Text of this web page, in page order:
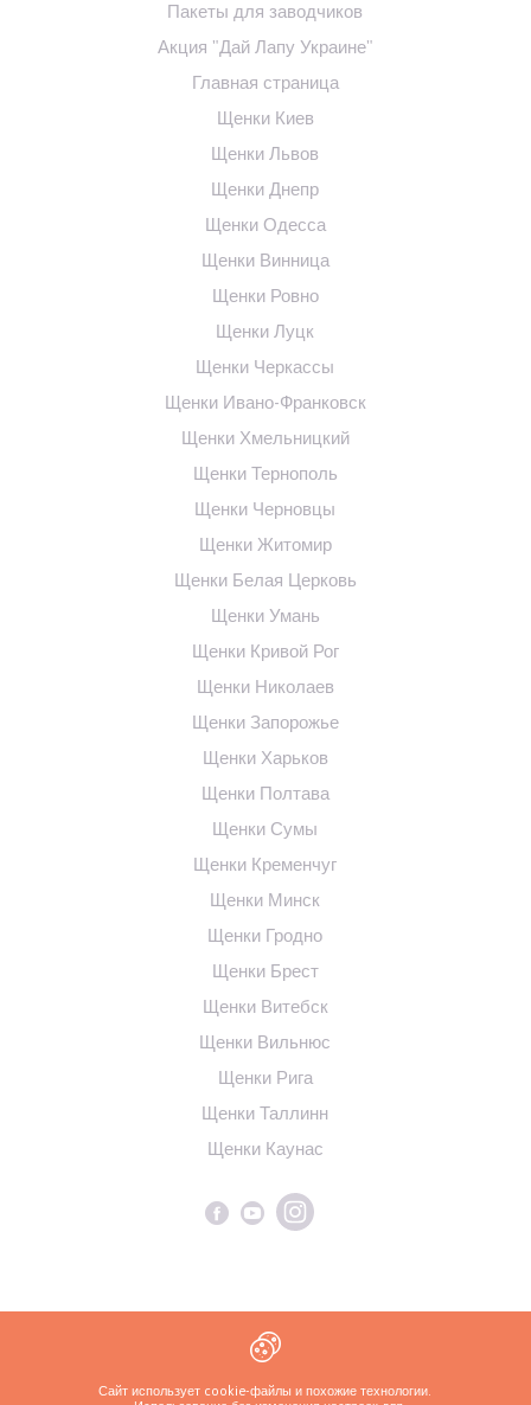
Пакеты для заводчиков
Акция "Дай Лапу Украине"
Главная страница
Щенки Киев
Щенки Львов
Щенки Днепр
Щенки Одесса
Щенки Винница
Щенки Ровно
Щенки Луцк
Щенки Черкассы
Щенки Ивано-Франковск
Щенки Хмельницкий
Щенки Тернополь
Щенки Черновцы
Щенки Житомир
Щенки Белая Церковь
Щенки Умань
Щенки Кривой Рог
Щенки Николаев
Щенки Запорожье
Щенки Харьков
Щенки Полтава
Щенки Сумы
Щенки Кременчуг
Щенки Минск
Щенки Гродно
Щенки Брест
Щенки Витебск
Щенки Вильнюс
Щенки Рига
Щенки Таллинн
Щенки Каунас
Сайт использует cookie-файлы и похожие технологии.